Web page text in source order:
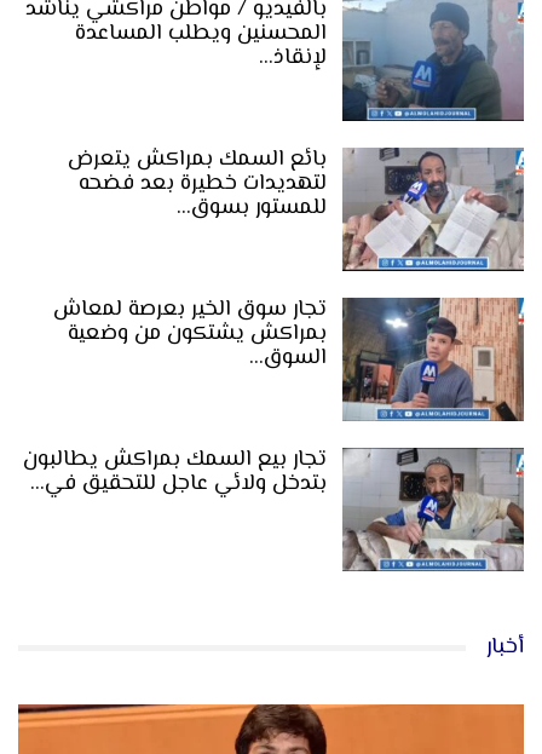
بالفيديو / مواطن مراكشي يناشد
المحسنين ويطلب المساعدة
لإنقاذ…
بائع السمك بمراكش يتعرض
لتهديدات خطيرة بعد فضحه
للمستور بسوق…
تجار سوق الخير بعرصة لمعاش
بمراكش يشتكون من وضعية
السوق…
تجار بيع السمك بمراكش يطالبون
بتدخل ولائي عاجل للتحقيق في…
أخبار